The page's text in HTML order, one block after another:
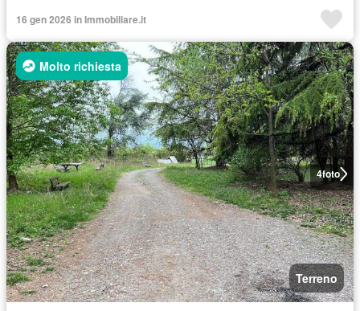
16 gen 2026 in Immobiliare.it
4foto
Molto richiesta
Terreno